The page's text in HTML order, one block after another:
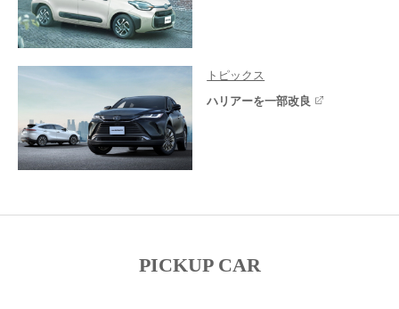
トピックス
ハリアーを一部改良
PICKUP CAR